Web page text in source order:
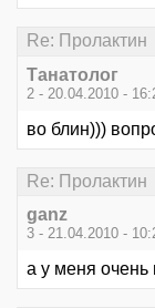
Re: Пролактин
Танатолог
2 - 20.04.2010 -
во блин)))
Re: Пролактин
ganz
3 - 21.04.2010 -
а у меня очень